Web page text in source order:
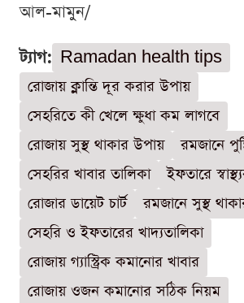
আল-মামুন/
ট্যাগ: Ramadan health tips
রোজায় ক্লান্তি দূর করার উপায়
সেহরিতে কী খেলে ক্ষুধা কম লাগবে
রোজায় সুস্থ থাকার উপায়
রমজানে
সেহরির খাবার তালিকা
ইফতারে
রোজার ডায়েট চার্ট
রমজানে সুস্থ
সেহরি ও ইফতারের খাদ্যতালিকা
রোজায় গ্যাস্ট্রিক কমানোর খাবার
রোজায় ওজন কমানোর সঠিক নিয়ম